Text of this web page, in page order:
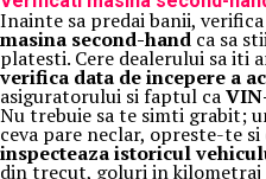
Inainte sa predai banii,
masina second-handca sa
platesti. Cere dealerului sa iti
verifica data de incepere a
asiguratorului si faptul ca
Nu trebuie sa te simti grabit;
ceva pare neclar, opreste-te
inspecteaza istoricul
din trecut, goluri in kilometraj